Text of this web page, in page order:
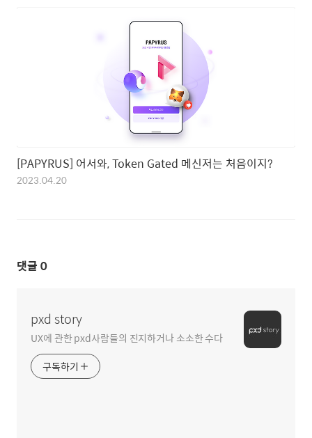
[PAPYRUS] 어서와, Token Gated 메신저는 처음이지?
2023.04.20
댓글 0
pxd story
UX에 관한 pxd사람들의 진지하거나 소소한 수다
구독하기